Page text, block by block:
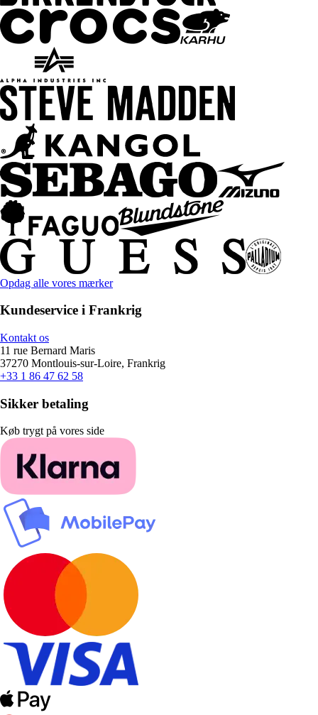
Opdag alle vores mærker
Kundeservice i Frankrig
Kontakt os
11 rue Bernard Maris
37270 Montlouis-sur-Loire, Frankrig
+33 1 86 47 62 58
Sikker betaling
Køb trygt på vores side